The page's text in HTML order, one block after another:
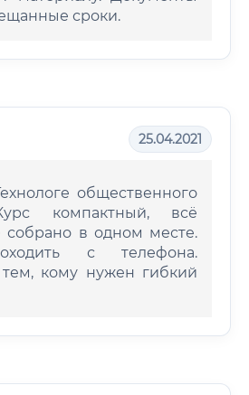
сроки.
25.04.2021
общественного
компактный, всё
собрано в одном месте.
с телефона.
кому нужен гибкий